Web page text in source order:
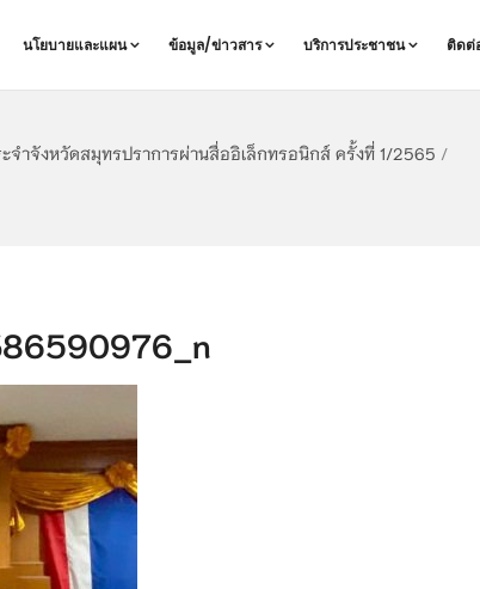
นโยบายและแผน ข้อมูล/ข่าวสาร บริการประชาชน ติดต่
จำจังหวัดสมุทรปราการผ่านสื่ออิเล็กทรอนิกส์ ครั้งที่ 1/2565 /